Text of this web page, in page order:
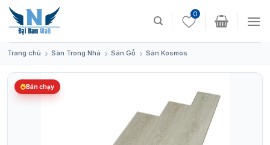
Skip
content
0
Trang chủ Sàn Trong Nhà Sàn Gỗ Sàn Kosmos
Bán chạy